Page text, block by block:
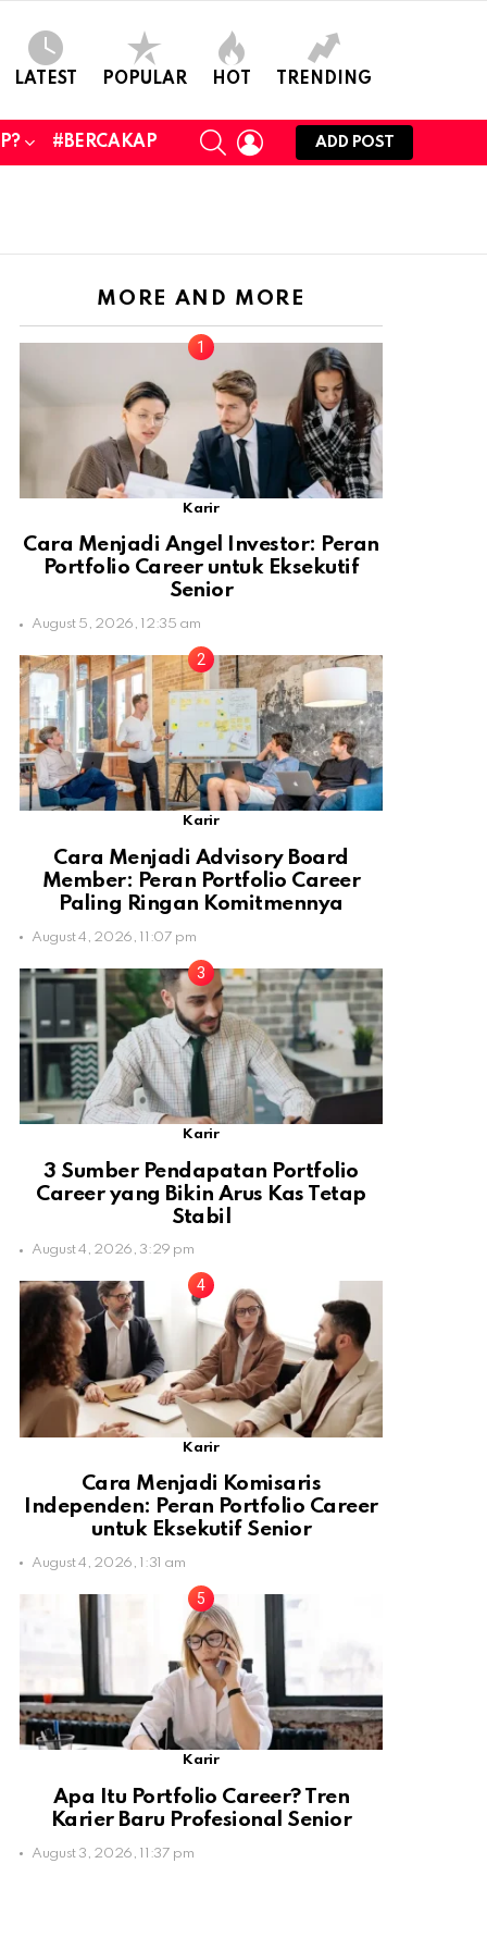
LATEST POPULAR HOT TRENDING
#BERCAKAP
SEARCHLOGIN
ADD POST
MORE AND MORE
Karir
Cara Menjadi Angel Investor: Peran
Portfolio Career untuk Eksekutif
Senior
August 5, 2026, 12:35 am
Karir
Cara Menjadi Advisory Board
Member: Peran Portfolio Career
Paling Ringan Komitmennya
August 4, 2026, 11:07 pm
Karir
3 Sumber Pendapatan Portfolio
Career yang Bikin Arus Kas Tetap
Stabil
August 4, 2026, 3:29 pm
Karir
Cara Menjadi Komisaris
Independen: Peran Portfolio Career
untuk Eksekutif Senior
August 4, 2026, 1:31 am
Karir
Apa Itu Portfolio Career? Tren
Karier Baru Profesional Senior
August 3, 2026, 11:37 pm